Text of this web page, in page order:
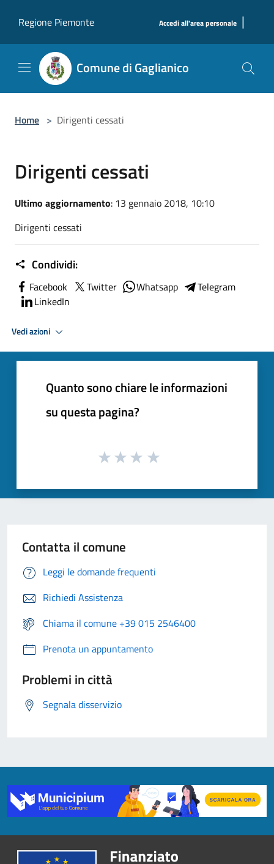
Regione Piemonte
Accedi all'area personale |
Comune di Gaglianico
Home > Dirigenti cessati
Dirigenti cessati
Ultimo aggiornamento: 13 gennaio 2018, 10:10
Dirigenti cessati
Condividi:
Facebook Twitter Whatsapp
Telegram
LinkedIn
Vedi azioni
Quanto sono chiare le informazioni
su questa pagina?
Contatta il comune
Leggi le domande frequenti
Richiedi Assistenza
Chiama il comune +39 015 2546400
Prenota un appuntamento
Problemi in città
Segnala disservizio